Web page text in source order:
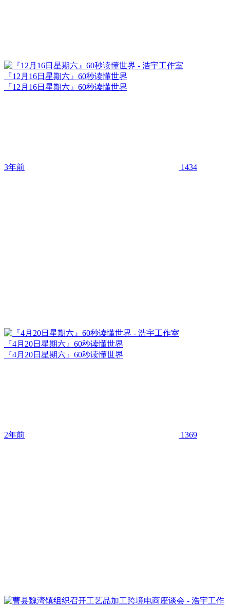
『12月16日星期六』60秒读懂世界
『12月16日星期六』60秒读懂世界
3年前 1434
『4月20日星期六』60秒读懂世界
『4月20日星期六』60秒读懂世界
2年前 1369